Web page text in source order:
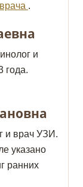
.
и
года.
и врач УЗИ.
указано
ранних